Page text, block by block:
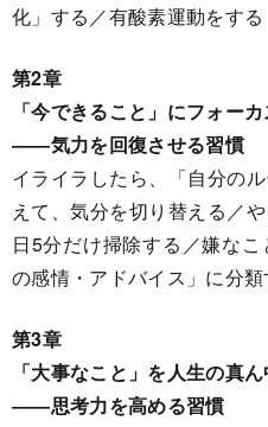
化」する／有酸素運動をする
第2章
「今できること」にフォー
――気力を回復させる習慣
イライラしたら、「自分の
えて、気分を切り替える／
日5分だけ掃除する／嫌な
の感情・アドバイス」に分類
第3章
「大事なこと」を人生の真
――思考力を高める習慣